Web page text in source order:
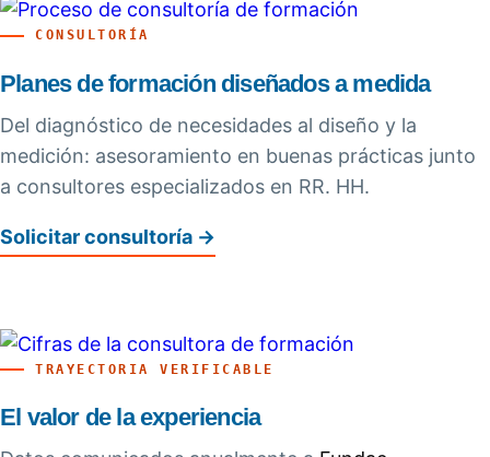
CONSULTORÍA
Planes de formación diseñados a medida
Del diagnóstico de necesidades al diseño y la
medición: asesoramiento en buenas prácticas junto
a consultores especializados en RR. HH.
Solicitar consultoría →
TRAYECTORIA VERIFICABLE
El valor de la experiencia